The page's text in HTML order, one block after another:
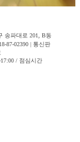
송파대로 201, B동
87-02390 | 통신판
/ 점심시간